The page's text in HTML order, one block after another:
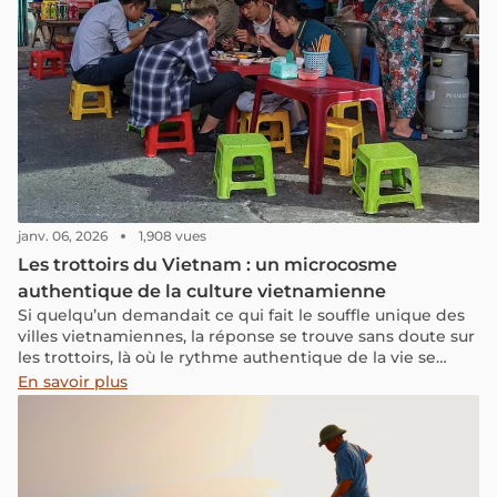
préservée du tourisme de masse. Voici pourquoi
Battambang peut devenir une étape intéressante lors
d’un voyage au Cambodge.
janv. 06, 2026 1,908 vues
Les trottoirs du Vietnam : un microcosme
authentique de la culture vietnamienne
Si quelqu’un demandait ce qui fait le souffle unique des
villes vietnamiennes, la réponse se trouve sans doute sur
les trottoirs, là où le rythme authentique de la vie se
révèle le plus clairement. Dans ces espaces du quotidien,
tout se déroule naturellement, avec simplicité et
énergie, dessinant une identité urbaine singulière que
l’on ne retrouve nulle part ailleurs. Il suffit de flâner dans
n’importe quelle rue pour sentir cette atmosphère
particulière, à la fois familière et vibrante. Derrière ces
En savoir plus